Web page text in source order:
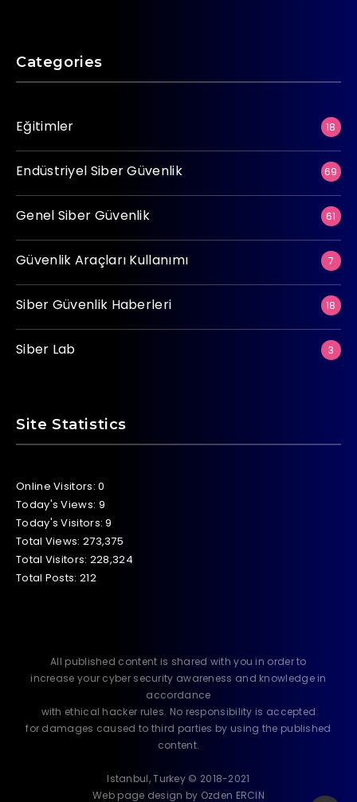
Categories
Eğitimler 18
Endüstriyel Siber Güvenlik 69
Genel Siber Güvenlik 61
Güvenlik Araçları Kullanımı 7
Siber Güvenlik Haberleri 18
Siber Lab 3
Site Statistics
Online Visitors:0
Today's Views: 9
Today's Visitors:9
Total Views: 273,375
Total Visitors: 228,324
Total Posts: 212
All published content is shared with you in order to
increase your cyber security awareness and knowledge in
accordance
with ethical hacker rules. No responsibility is accepted
for damages caused to third parties by using the published
content.
Istanbul, Turkey © 2018-2021
Web page design by Ozden ERCIN